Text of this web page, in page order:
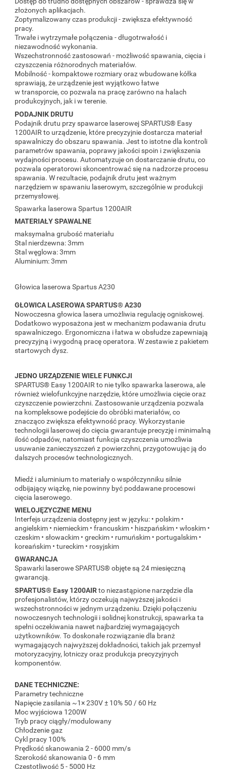
złożonych aplikacjach.
Zoptymalizowany czas produkcji - zwiększa efektywność
pracy.
Trwałe i wytrzymałe połączenia - długotrwałość i
niezawodność wykonania.
Wszechstronność zastosowań - możliwość spawania, cięcia i
czyszczenia różnorodnych materiałów.
Mobilność - kompaktowe rozmiary oraz wbudowane kółka
sprawiają, że urządzenie jest wyjątkowo łatwe
w transporcie, co pozwala na pracę zarówno na halach
produkcyjnych, jak i w terenie.
PODAJNIK DRUTU
Podajnik drutu przy spawarce laserowej SPARTUS® Easy
1200AIR to urządzenie, które precyzyjnie dostarcza materiał
spawalniczy do obszaru spawania. Jest to istotne dla kontroli
parametrów spawania, poprawy jakości spoin i zwiększenia
wydajności procesu. Automatyzuje on dostarczanie drutu, co
pozwala operatorowi skoncentrować się na nadzorze procesu
spawania. W rezultacie, podajnik drutu jest ważnym
narzędziem w spawaniu laserowym, szczególnie w produkcji
przemysłowej.
Spawarka laserowa Spartus 1200AIR
MATERIAŁY SPAWALNE
maksymalna grubość materiału
Stal nierdzewna: 3mm
Stal węglowa: 3mm
Aluminium: 3mm
Głowica laserowa Spartus A230
GŁOWICA LASEROWA SPARTUS® A230
Nowoczesna głowica lasera umożliwia regulację ogniskowej.
Dodatkowo wyposażona jest w mechanizm podawania drutu
spawalniczego. Ergonomiczna i łatwa w obsłudze zapewniają
precyzyjną i wygodną pracę operatora. W zestawie z pakietem
startowych dysz.
JEDNO URZĄDZENIE WIELE FUNKCJI
SPARTUS® Easy 1200AIR to nie tylko spawarka laserowa, ale
również wielofunkcyjne narzędzie, które umożliwia cięcie oraz
czyszczenie powierzchni. Zastosowanie urządzenia pozwala
na kompleksowe podejście do obróbki materiałów, co
znacząco zwiększa efektywność pracy. Wykorzystanie
technologii laserowej do cięcia gwarantuje precyzję i minimalną
ilość odpadów, natomiast funkcja czyszczenia umożliwia
usuwanie zanieczyszczeń z powierzchni, przygotowując ją do
dalszych procesów technologicznych.
Miedź i aluminium to materiały o współczynniku silnie
odbijający wiązkę, nie powinny być poddawane procesowi
cięcia laserowego.
WIELOJĘZYCZNE MENU
Interfejs urządzenia dostępny jest w języku: • polskim •
angielskim • niemieckim • francuskim • hiszpańskim • włoskim •
czeskim • słowackim • greckim • rumuńskim • portugalskim •
koreańskim • tureckim • rosyjskim
GWARANCJA
Spawarki laserowe SPARTUS® objęte są 24 miesięczną
gwarancją.
SPARTUS® Easy 1200AIRto niezastąpione narzędzie dla
profesjonalistów, którzy oczekują najwyższej jakości i
wszechstronności w jednym urządzeniu. Dzięki połączeniu
nowoczesnych technologii i solidnej konstrukcji, spawarka ta
spełni oczekiwania nawet najbardziej wymagających
użytkowników. To doskonałe rozwiązanie dla branż
wymagających najwyższej dokładności, takich jak przemysł
motoryzacyjny, lotniczy oraz produkcja precyzyjnych
komponentów.
DANE TECHNICZNE:
Parametry techniczne
Napięcie zasilania ~1× 230V ± 10% 50 / 60 Hz
Moc wyjściowa 1200W
Tryb pracy ciągły/modulowany
Chłodzenie gaz
Cykl pracy 100%
Prędkość skanowania 2 - 6000 mm/s
Szerokość skanowania 0 - 6 mm
Częstotliwość 5 - 5000 Hz